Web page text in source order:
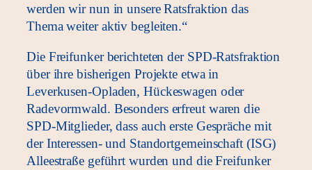
werden wir nun in unsere Ratsfraktion das
Thema weiter aktiv begleiten.“
Die Freifunker berichteten der SPD-Ratsfraktion
über ihre bisherigen Projekte etwa in
Leverkusen-Opladen, Hückeswagen oder
Radevormwald. Besonders erfreut waren die
SPD-Mitglieder, dass auch erste Gespräche mit
der Interessen- und Standortgemeinschaft (ISG)
Alleestraße geführt wurden und die Freifunker